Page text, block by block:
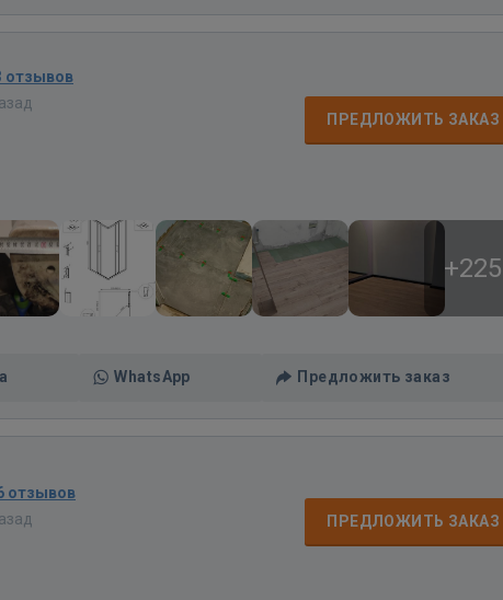
отзывов
ПРЕДЛОЖИТЬ ЗАКАЗ
+225
WhatsApp Предложить заказ
отзывов
ПРЕДЛОЖИТЬ ЗАКАЗ